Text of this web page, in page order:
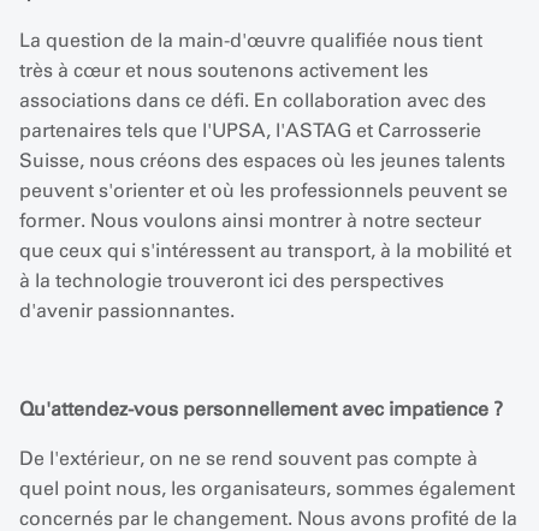
La question de la main-d'œuvre qualifiée nous tient
très à cœur et nous soutenons activement les
associations dans ce défi. En collaboration avec des
partenaires tels que l'UPSA, l'ASTAG et Carrosserie
Suisse, nous créons des espaces où les jeunes talents
peuvent s'orienter et où les professionnels peuvent se
former. Nous voulons ainsi montrer à notre secteur
que ceux qui s'intéressent au transport, à la mobilité et
à la technologie trouveront ici des perspectives
d'avenir passionnantes.
Qu'attendez-vous personnellement avec impatience ?
De l'extérieur, on ne se rend souvent pas compte à
quel point nous, les organisateurs, sommes également
concernés par le changement. Nous avons profité de la